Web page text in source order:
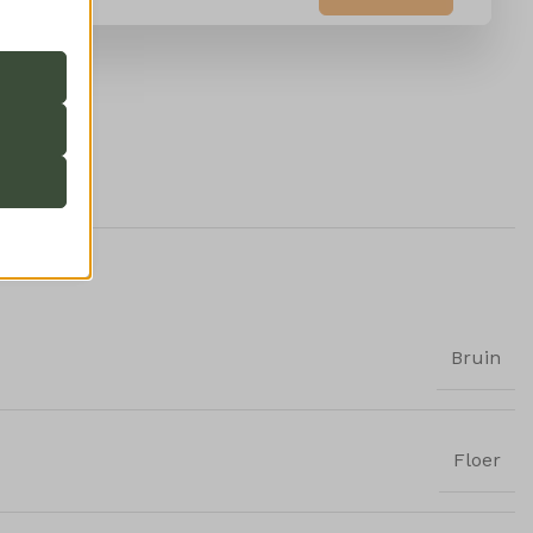
Bruin
Floer